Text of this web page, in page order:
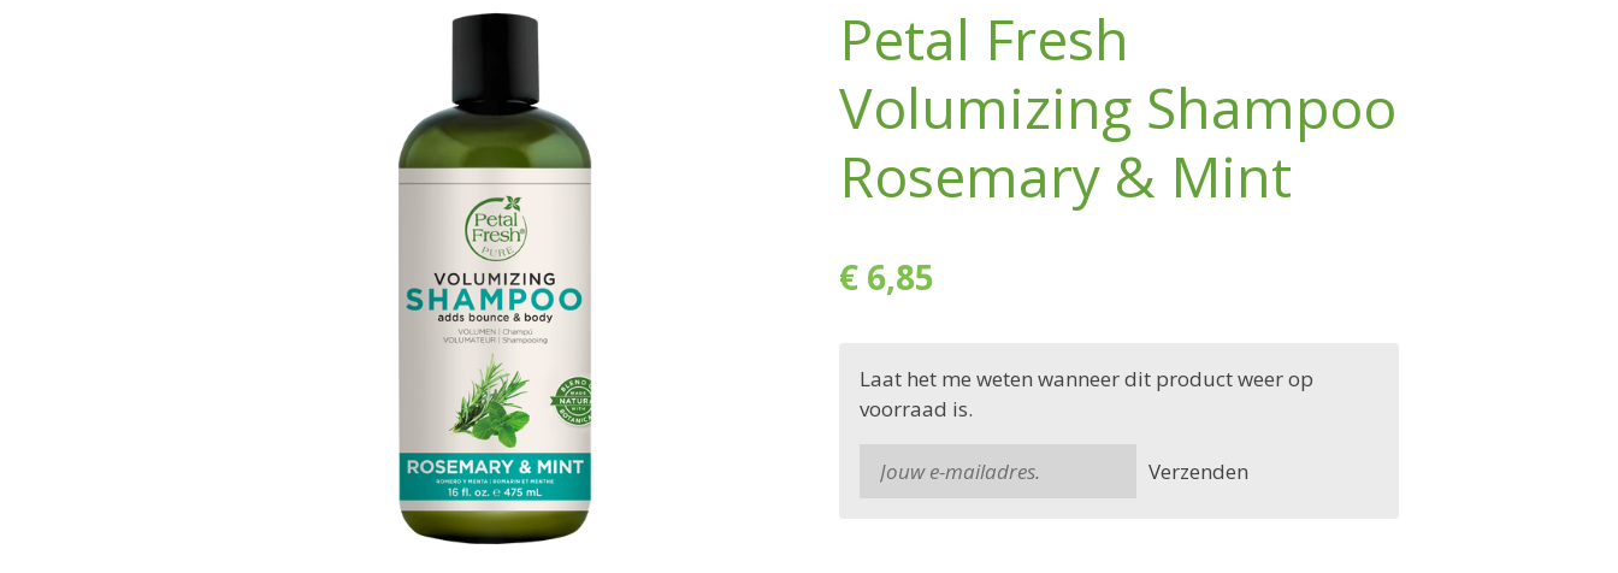
Petal Fresh
Volumizing Shampoo
Rosemary & Mint
€ 6,85
Laat het me weten wanneer dit product weer op
voorraad is.
Verzenden